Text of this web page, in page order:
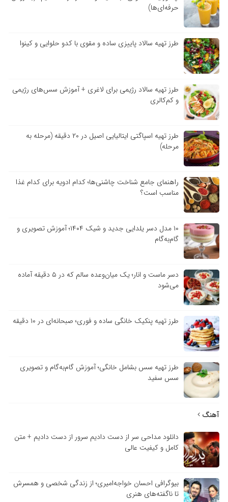
حرفه‌ای‌ها)
طرز تهیه سالاد پاییزی ساده و مقوی با کدو حلوایی و کینوا
طرز تهیه سالاد رژیمی برای لاغری + آموزش سس‌های رژیمی
و کم‌کالری
طرز تهیه اسپاگتی ایتالیایی اصیل در ۲۰ دقیقه (مرحله به
مرحله)
راهنمای جامع شناخت چاشنی‌ها؛ کدام ادویه برای کدام غذا
مناسب است؟
۱۰ مدل دسر یلدایی جدید و شیک ۱۴۰۴؛ آموزش تصویری و
گام‌به‌گام
دسر ماست و انار؛ یک میان‌وعده سالم که در ۵ دقیقه آماده
می‌شود
طرز تهیه پنکیک خانگی ساده و فوری؛ صبحانه‌ای در ۱۰ دقیقه
طرز تهیه سس بشامل خانگی؛ آموزش گام‌به‌گام و تصویری
سس سفید
آهنگ
دانلود مداحی سر از دست دادیم سرور از دست دادیم + متن
کامل و کیفیت عالی
بیوگرافی احسان خواجه‌امیری؛ از زندگی شخصی و همسرش
تا ناگفته‌های هنری